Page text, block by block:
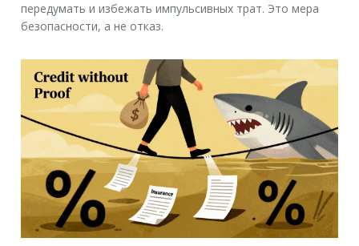
передумать и избежать импульсивных трат. Это мера
безопасности, а не отказ.